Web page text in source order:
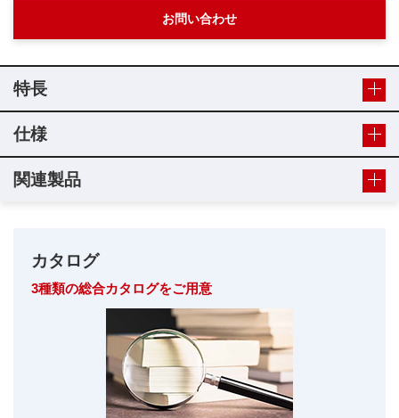
お問い合わせ
特長
仕様
関連製品
カタログ
3種類の総合カタログをご用意